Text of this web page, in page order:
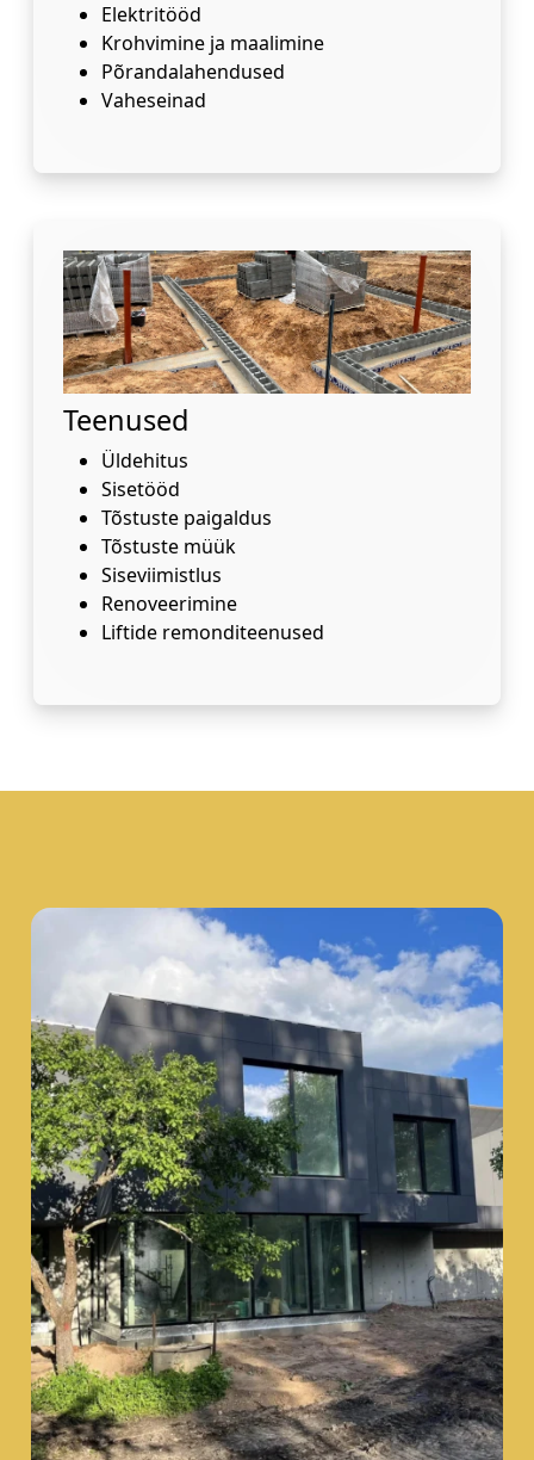
Elektritööd
Krohvimine ja maalimine
Põrandalahendused
Vaheseinad
Teenused
Üldehitus
Sisetööd
Tõstuste paigaldus
Tõstuste müük
Siseviimistlus
Renoveerimine
Liftide remonditeenused